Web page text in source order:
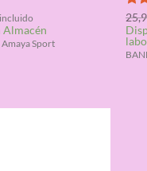
Amaya Sport
de